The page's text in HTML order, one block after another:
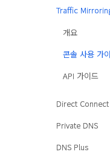
Traffic
개요
콘솔 사용 가
API 가이드
Direct Connect
Private DNS
DNS Plus